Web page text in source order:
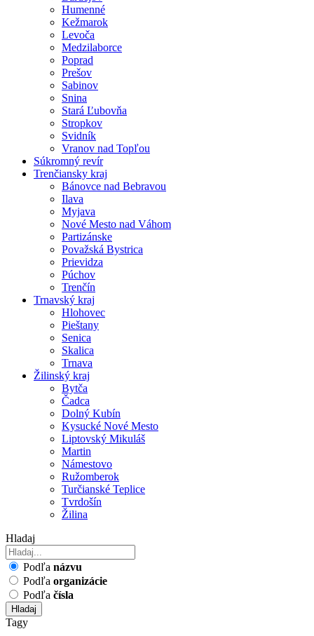
Humenné
Kežmarok
Levoča
Medzilaborce
Poprad
Prešov
Sabinov
Snina
Stará Ľubovňa
Stropkov
Svidník
Vranov nad Topľou
Súkromný revír
Trenčiansky kraj
Bánovce nad Bebravou
Ilava
Myjava
Nové Mesto nad Váhom
Partizánske
Považská Bystrica
Prievidza
Púchov
Trenčín
Trnavský kraj
Hlohovec
Pieštany
Senica
Skalica
Trnava
Žilinský kraj
Bytča
Čadca
Dolný Kubín
Kysucké Nové Mesto
Liptovský Mikuláš
Martin
Námestovo
Ružomberok
Turčianské Teplice
Tvrdošín
Žilina
Hladaj
Podľa názvu
Podľa organizácie
Podľa čísla
Hladaj
Tagy